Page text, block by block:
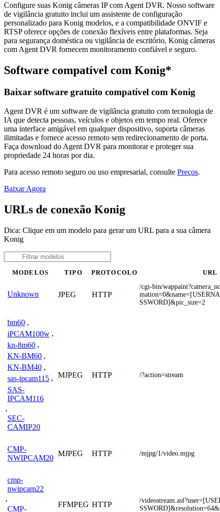
Configure suas Konig câmeras IP com Agent DVR. Nosso software
de vigilância gratuito inclui um assistente de configuração
personalizado para Konig modelos, e a compatibilidade ONVIF e
RTSP oferece opções de conexão flexíveis entre plataformas. Seja
para segurança doméstica ou vigilância de escritório, Konig câmeras
com Agent DVR fornecem monitoramento confiável e seguro.
Software compatível com Konig*
Baixar software gratuito compatível com Konig
Agent DVR é um software de vigilância gratuito com tecnologia de
IA que detecta pessoas, veículos e objetos em tempo real. Oferece
uma interface amigável em qualquer dispositivo, suporta câmeras
ilimitadas e fornece acesso remoto sem redirecionamento de porta.
Faça download do Agent DVR para monitorar e proteger sua
propriedade 24 horas por dia.
Para acesso remoto seguro ou uso empresarial, consulte Preços.
Baixar Agora
URLs de conexão Konig
Dica: Clique em um modelo para gerar um URL para a sua câmera
Konig
MODELOS TIPO PROTOCOLO URL
Unknown JPEG HTTP
/cgi-bin/
SSWORD]&pic_size=2
bm60 ,
iPCAM100w ,
kn-8m60 ,
KN-BM60 ,
KN-BM40 ,
sas-ipcam115 ,
SAS-
IPCAM116
,
SEC-
CAMIP20
MJPEG HTTP /?action=stream
CMP-
NWIPCAM20
MJPEG HTTP /mjpg/1/video.mjpg
cmp-
nwipcam22
,
CMP-
FFMPEG HTTP
/